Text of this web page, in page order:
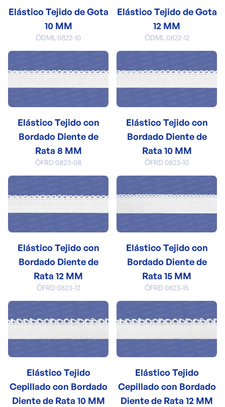
Elástico Tejido de Gota
10 MM
ÖDML 0822-10
Elástico Tejido de Gota
12 MM
ÖDML 0822-12
Elástico Tejido con
Bordado Diente de
Rata 8 MM
ÖFRD 0823-08
Elástico Tejido con
Bordado Diente de
Rata 10 MM
ÖFRD 0823-10
Elástico Tejido con
Bordado Diente de
Rata 12 MM
ÖFRD 0823-12
Elástico Tejido con
Bordado Diente de
Rata 15 MM
ÖFRD 0823-15
Elástico Tejido
Cepillado con Bordado
Diente de Rata 10 MM
Elástico Tejido
Cepillado con Bordado
Diente de Rata 12 MM